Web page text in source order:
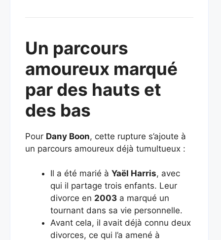
Un parcours
amoureux marqué
par des hauts et
des bas
Pour Dany Boon, cette rupture s’ajoute à
un parcours amoureux déjà tumultueux :
Il a été marié à Yaël Harris, avec
qui il partage trois enfants. Leur
divorce en 2003 a marqué un
tournant dans sa vie personnelle.
Avant cela, il avait déjà connu deux
divorces, ce qui l’a amené à